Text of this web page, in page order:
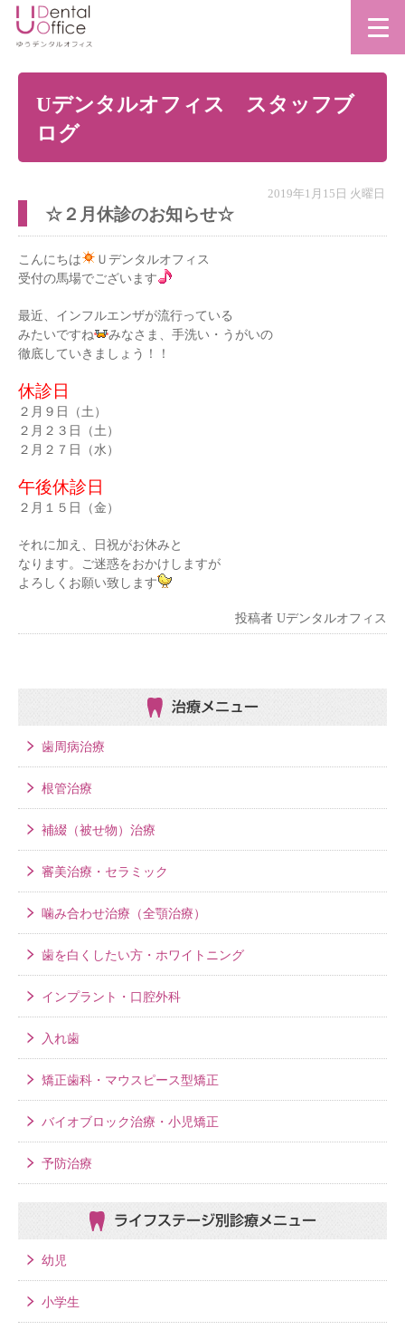
Uデンタルオフィス スタッフブ
ログ
2019年1月15日 火曜日
☆２月休診のお知らせ☆
こんにちは
Ｕデンタルオフィス
受付の馬場でございます
最近、インフルエンザが流行っている
みたいですね
みなさま、手洗い・うがいの
徹底していきましょう！！
休診日
２月９日（土）
２月２３日（土）
２月２７日（水）
午後休診日
２月１５日（金）
それに加え、日祝がお休みと
なります。ご迷惑をおかけしますが
よろしくお願い致します
投稿者 Uデンタルオフィス
治療メニュー
歯周病治療
根管治療
補綴（被せ物）治療
審美治療・セラミック
噛み合わせ治療（全顎治療）
歯を白くしたい方・ホワイトニング
インプラント・口腔外科
入れ歯
矯正歯科・マウスピース型矯正
バイオブロック治療・小児矯正
予防治療
ライフステージ別 診療メニュー
幼児
小学生